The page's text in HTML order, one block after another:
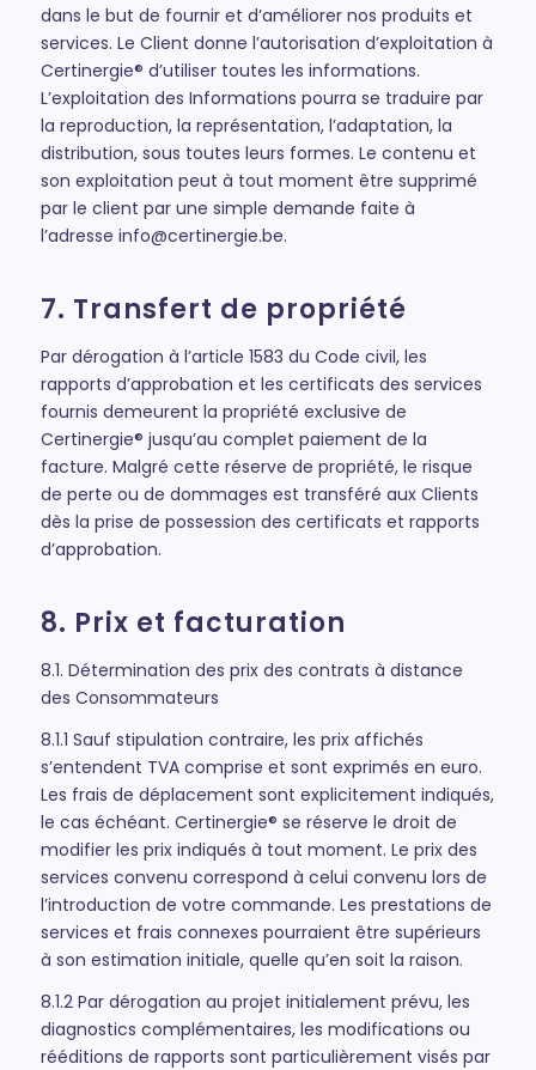
dans le but de fournir et d’améliorer nos produits et
services. Le Client donne l’autorisation d’exploitation à
Certinergie® d’utiliser toutes les informations.
L’exploitation des Informations pourra se traduire par
la reproduction, la représentation, l’adaptation, la
distribution, sous toutes leurs formes. Le contenu et
son exploitation peut à tout moment être supprimé
par le client par une simple demande faite à
l’adresse info@certinergie.be.
7. Transfert de propriété
Par dérogation à l’article 1583 du Code civil, les
rapports d’approbation et les certificats des services
fournis demeurent la propriété exclusive de
Certinergie® jusqu’au complet paiement de la
facture. Malgré cette réserve de propriété, le risque
de perte ou de dommages est transféré aux Clients
dès la prise de possession des certificats et rapports
d’approbation.
8. Prix et facturation
8.1. Détermination des prix des contrats à distance
des Consommateurs
8.1.1 Sauf stipulation contraire, les prix affichés
s’entendent TVA comprise et sont exprimés en euro.
Les frais de déplacement sont explicitement indiqués,
le cas échéant. Certinergie® se réserve le droit de
modifier les prix indiqués à tout moment. Le prix des
services convenu correspond à celui convenu lors de
l’introduction de votre commande. Les prestations de
services et frais connexes pourraient être supérieurs
à son estimation initiale, quelle qu’en soit la raison.
8.1.2 Par dérogation au projet initialement prévu, les
diagnostics complémentaires, les modifications ou
rééditions de rapports sont particulièrement visés par